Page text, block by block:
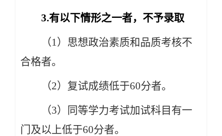
3.有以下情形之一者，不予录取
（1）思想政治素质和品质考核不
合格者。
（2）复试成绩低于60分者。
（3）同等学力考试加试科目有一
门及以上低于60分者。